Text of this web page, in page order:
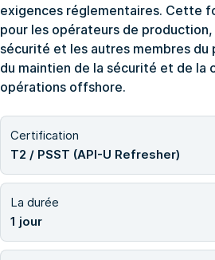
exigences réglementaires. Cette
pour les opérateurs de
sécurité et les autres membres du
du maintien de la sécurité et de la
opérations offshore.
Certification
T2 / PSST (API-U Refresher)
La durée
1 jour